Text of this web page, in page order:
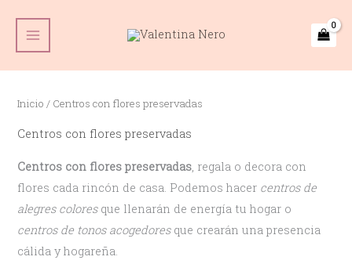
contenido
Main
Menu
Inicio / Centros con flores preservadas
Centros con flores preservadas
Centros con flores preservadas , regala o decora con
flores cada rincón de casa. Podemos hacer centros de
alegres coloresque llenarán de energía tu hogar o
centros de tonos acogedoresque crearán una presencia
cálida y hogareña.